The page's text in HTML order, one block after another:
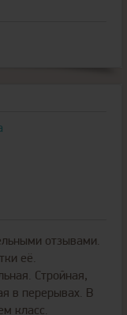
отзывами.
её.
Стройная,
в перерывах. В
класс.